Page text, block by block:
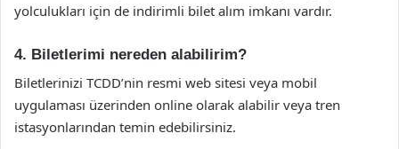
yolculukları için de indirimli bilet alım imkanı vardır.
4. Biletlerimi nereden alabilirim?
Biletlerinizi TCDD’nin resmi web sitesi veya mobil
uygulaması üzerinden online olarak alabilir veya tren
istasyonlarından temin edebilirsiniz.